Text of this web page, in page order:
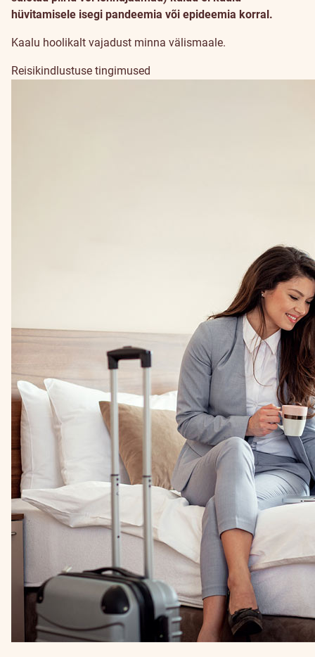
hüvitamisele isegi pandeemia või epideemia korral.
Kaalu hoolikalt vajadust minna välismaale.
Reisikindlustuse tingimused